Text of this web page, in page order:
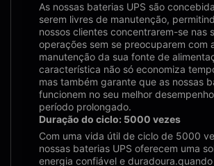
As nossas baterias UPS são
serem livres de manutenção,
nossos clientes concentrarem-se nas
operações sem se preocuparem com
manutenção da sua fonte de
característica não só economiza
mas também garante que as nossas
funcionem no seu melhor
período prolongado.
Duração do ciclo: 5000 vezes
Com uma vida útil de ciclo de 5000
nossas baterias UPS oferecem uma
energia confiável e